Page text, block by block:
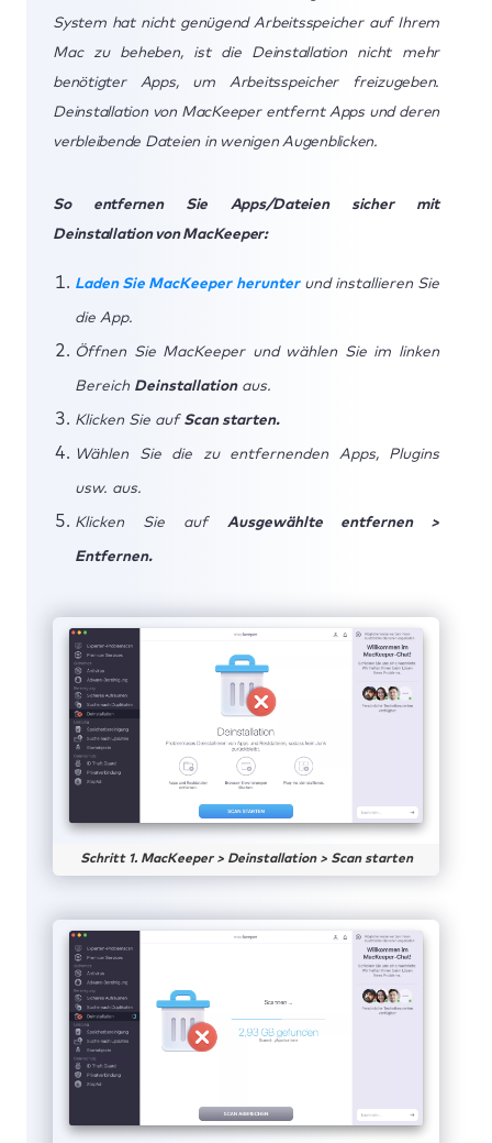
System hat nicht genügend Arbeitsspeicher auf Ihrem
Mac zu beheben, ist die Deinstallation nicht mehr
benötigter Apps, um Arbeitsspeicher freizugeben.
Deinstallation von MacKeeper entfernt Apps und deren
verbleibende Dateien in wenigen Augenblicken.
So entfernen Sie Apps/Dateien sicher mit
Deinstallation von MacKeeper:
Laden Sie MacKeeper herunterund installieren Sie
die App.
Öffnen Sie MacKeeper und wählen Sie im linken
Bereich Deinstallationaus.
Klicken Sie auf Scan starten.
Wählen Sie die zu entfernenden Apps, Plugins
usw. aus.
Klicken Sie auf Ausgewählte entfernen >
Entfernen.
Schritt 1. MacKeeper > Deinstallation > Scan starten